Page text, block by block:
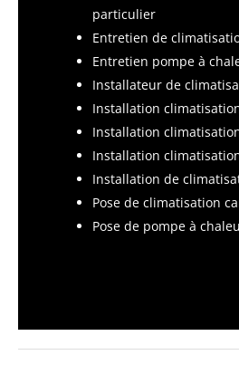
particulier
Entretien de
Entretien pompe à
Installateur de
Installation
Installation
Installation
Installation de
Pose de climatisation
Pose de pompe à